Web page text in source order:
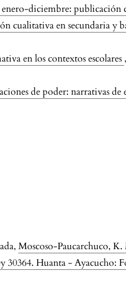
diciembre: publicación
cualitativa en secundaria y
en los contextos escolares
de poder: narrativas de
Moscoso-Paucarchuco,
30364. Huanta - Ayacucho: